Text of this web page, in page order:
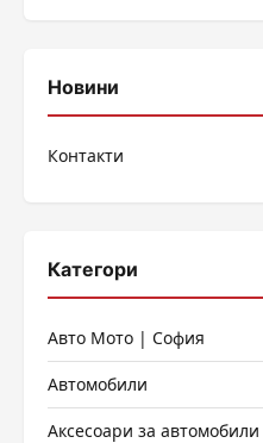
Новини
Контакти
Категори
Авто Мото | София
Автомобили
Аксесоари за автомобили